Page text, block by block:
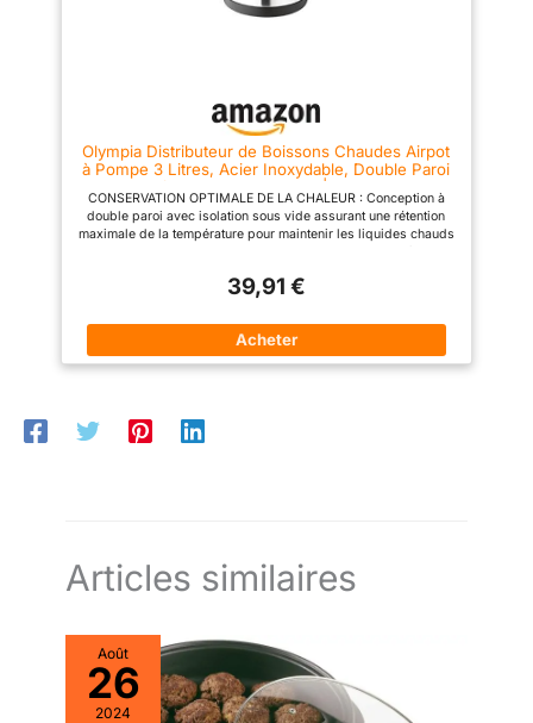
Olympia Distributeur de Boissons Chaudes Airpot
à Pompe 3 Litres, Acier Inoxydable, Double Paroi
à Isolation Sous Vide | K636
CONSERVATION OPTIMALE DE LA CHALEUR : Conception à
double paroi avec isolation sous vide assurant une rétention
maximale de la température pour maintenir les liquides chauds
café ou de l'eau pour un service sans effort SÛRETÉ
d'accidents et poignée pivotante pour un transport aisé GAIN
D'ESPACE : Design compact économisant de l'espace sur vos
stations de boissons chaudes. Esthétique élégante s'intégrant
39,91 €
Articles similaires
Août
26
2024